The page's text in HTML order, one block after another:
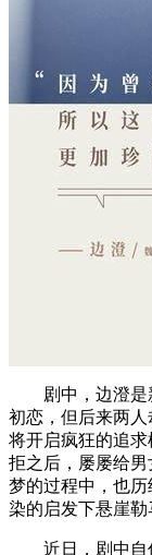
剧中，边澄
初恋，但后来两
将开启疯狂的追
拒之后，屡屡给
梦的过程中，也
染的启发下悬崖勒
近日，剧中自